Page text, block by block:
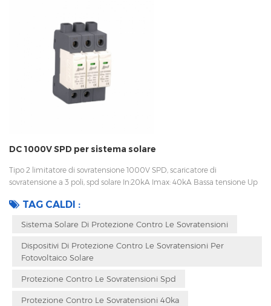
DC 1000V SPD per sistema solare
Tipo 2 limitatore di sovratensione 1000V SPD, scaricatore di
sovratensione a 3 poli, spd solare In:20kA Imax: 40kA Bassa tensione Up
61643-11 UL, TUV, CE, RoHS OEM accettabile
TAG CALDI :
Sistema Solare Di Protezione Contro Le Sovratensioni
Dispositivi Di Protezione Contro Le Sovratensioni Per
Fotovoltaico Solare
Protezione Contro Le Sovratensioni Spd
Protezione Contro Le Sovratensioni 40ka